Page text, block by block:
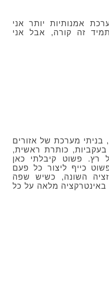
אמנותיות יותר אני
זה קורה, אבל אני
מערכת של אזורים
כותרת ראשית,
רץ. פשוט קיבלתי כאן
כייף ליצור כל פעם
השונה, כשיש שפה
באינטרקציה מלאה על כל